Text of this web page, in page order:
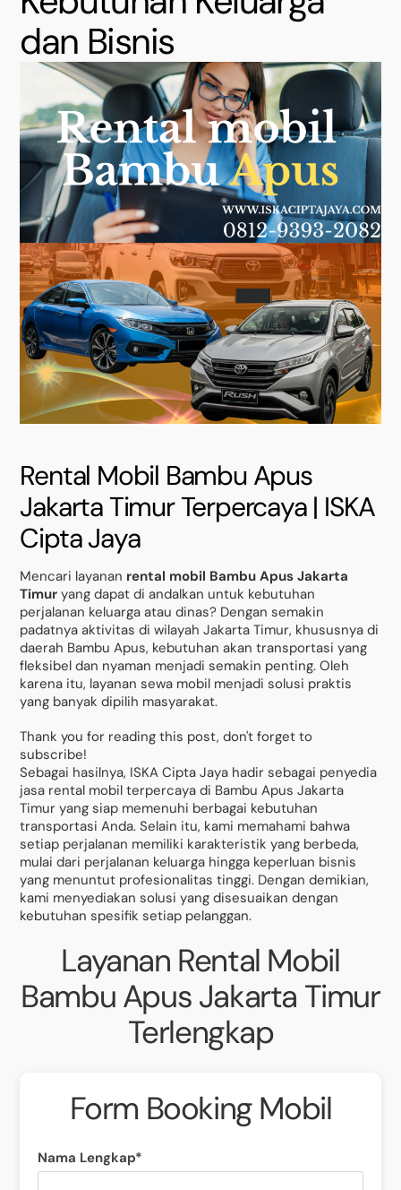
dan Bisnis
Rental Mobil Bambu Apus
Jakarta Timur Terpercaya | ISKA
Cipta Jaya
Mencari layanan rental mobil Bambu Apus Jakarta
Timur yang dapat di andalkan untuk kebutuhan
perjalanan keluarga atau dinas? Dengan semakin
padatnya aktivitas di wilayah Jakarta Timur, khususnya di
daerah Bambu Apus, kebutuhan akan transportasi yang
fleksibel dan nyaman menjadi semakin penting. Oleh
karena itu, layanan sewa mobil menjadi solusi praktis
yang banyak dipilih masyarakat.
Thank you for reading this post, don't forget to
subscribe!
Sebagai hasilnya, ISKA Cipta Jaya hadir sebagai penyedia
jasa rental mobil terpercaya di Bambu Apus Jakarta
Timur yang siap memenuhi berbagai kebutuhan
transportasi Anda. Selain itu, kami memahami bahwa
setiap perjalanan memiliki karakteristik yang berbeda,
mulai dari perjalanan keluarga hingga keperluan bisnis
yang menuntut profesionalitas tinggi. Dengan demikian,
kami menyediakan solusi yang disesuaikan dengan
kebutuhan spesifik setiap pelanggan.
Layanan Rental Mobil
Bambu Apus Jakarta Timur
Terlengkap
Form Booking Mobil
Nama Lengkap*